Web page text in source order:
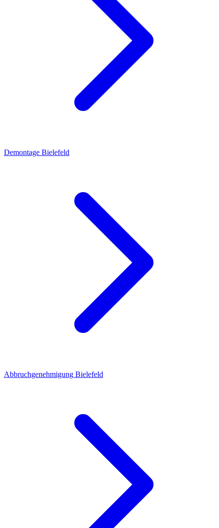
Demontage Bielefeld
Abbruchgenehmigung Bielefeld